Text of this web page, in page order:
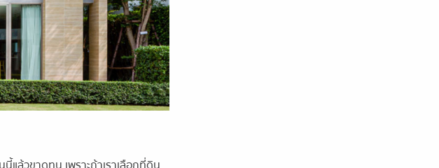
ล้วขาดทุน เพราะถ้าเราเลือกที่ดิน